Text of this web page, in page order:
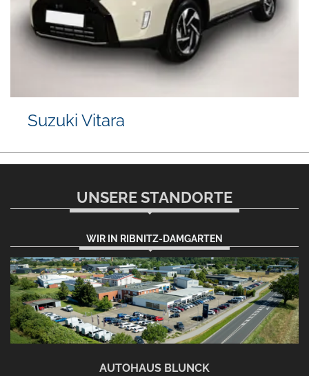
Suzuki Vitara
UNSERE STANDORTE
WIR IN RIBNITZ-DAMGARTEN
AUTOHAUS BLUNCK